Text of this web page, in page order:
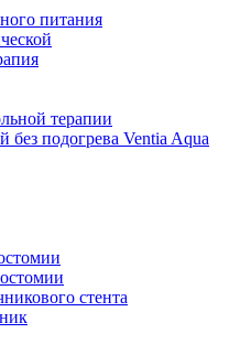
питания
терапии
подогрева Ventia Aqua
стента